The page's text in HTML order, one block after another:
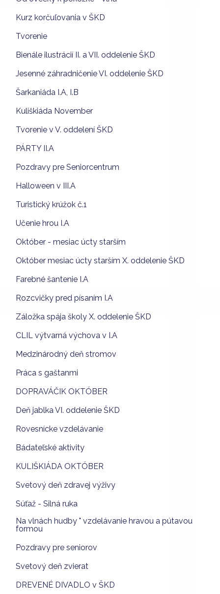
Kurz korčuľovania v ŠKD
Tvorenie
Bienále ilustrácií II. a VII. oddelenie ŠKD
Jesenné záhradničenie VI. oddelenie ŠKD
Šarkaniáda I.A, I.B
Kuliškiáda November
Tvorenie v V. oddelení ŠKD
PÁRTY II.A
Pozdravy pre Seniorcentrum
Halloween v III.A
Turistický krúžok č.1
Učenie hrou I.A
Október - mesiac úcty starším
Október mesiac úcty starším X. oddelenie ŠKD
Farebné šantenie I.A
Rozcvičky pred písaním I.A
Záložka spája školy X. oddelenie ŠKD
CLIL výtvarná výchova v I.A
Medzinárodný deň stromov
Práca s gaštanmi
DOPRAVÁČIK OKTÓBER
Deň jablka VI. oddelenie ŠKD
Rovesnícke vzdelávanie
Bádateľské aktivity
KULIŠKIÁDA OKTÓBER
Svetový deň zdravej výživy
Súťaž - Silná ruka
Na vlnách hudby " vzdelávanie hravou a pútavou
formou
Pozdravy pre seniorov
Svetový deň zvierat
DREVENÉ DIVADLO v ŠKD